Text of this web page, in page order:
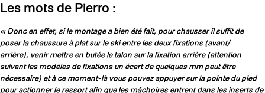
Les mots de Pierro :
« Donc en effet, si le montage a bien été fait, pour chausser il suffit de
poser la chaussure à plat sur le ski entre les deux fixations (avant/
arrière), venir mettre en butée le talon sur la fixation arrière (attention
suivant les modèles de fixations un écart de quelques mm peut être
nécessaire) et à ce moment-là vous pouvez appuyer sur la pointe du pied
pour actionner le ressort afin que les mâchoires entrent dans les inserts de